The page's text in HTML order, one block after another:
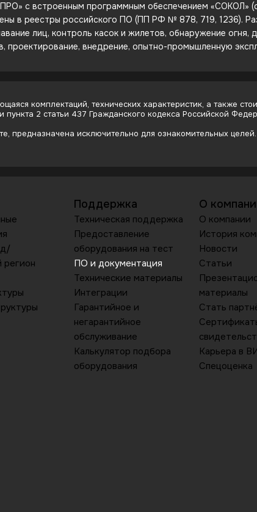
с встроенным программным обеспечением «СОКОЛ»
в реестры российского ПО (ПП РФ № 878, 719, 1236).
лиц, контроль касок и жилетов, обнаружение
проектирование, внедрение, опытно-промышленную
комплектаций, технических характеристик, а также
2 статьи 437 Гражданского кодекса Российской
предназначена исключительно для ознакомительных
регион
Поддержка
Техническая поддержка
Предоставление
оборудования на тест
ПО и документация
Технические материалы
Интеграции
Гарантийное и
негарантийное
обслуживание
Калькулятор подбора
оборудования
О
О компании
История
Новости
Статьи
материалы
Стать
Карьера в
Спецоценка